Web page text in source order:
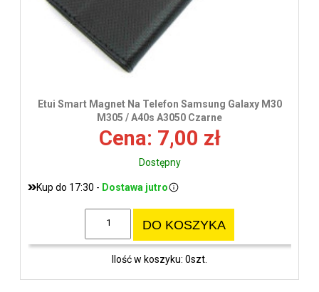
Etui Smart Magnet Na Telefon Samsung Galaxy M30
M305 / A40s A3050 Czarne
Cena: 7,00 zł
Dostępny
Kup do 17:30 - Dostawa jutro
DO KOSZYKA
Ilość w koszyku: 0szt.